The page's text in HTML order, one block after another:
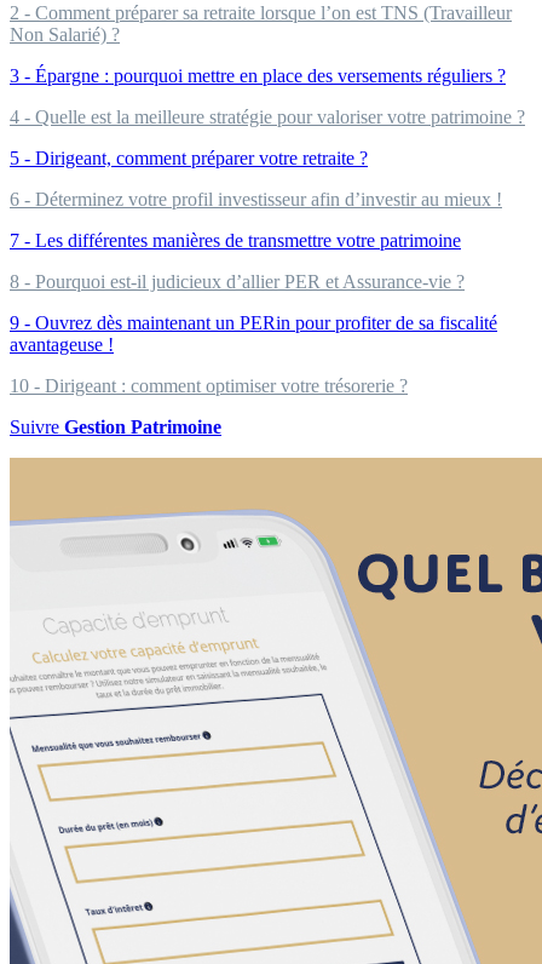
2 - Comment préparer sa retraite lorsque l’on est TNS (Travailleur
Non Salarié) ?
3 - Épargne : pourquoi mettre en place des versements réguliers ?
4 - Quelle est la meilleure stratégie pour valoriser votre patrimoine ?
5 - Dirigeant, comment préparer votre retraite ?
6 - Déterminez votre profil investisseur afin d’investir au mieux !
7 - Les différentes manières de transmettre votre patrimoine
8 - Pourquoi est-il judicieux d’allier PER et Assurance-vie ?
9 - Ouvrez dès maintenant un PERin pour profiter de sa fiscalité
avantageuse !
10 - Dirigeant : comment optimiser votre trésorerie ?
Suivre Gestion Patrimoine